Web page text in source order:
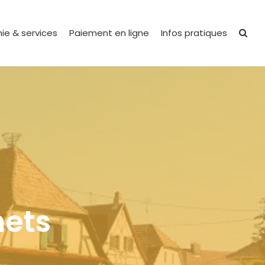
& services Paiement en ligne Infos pratiques